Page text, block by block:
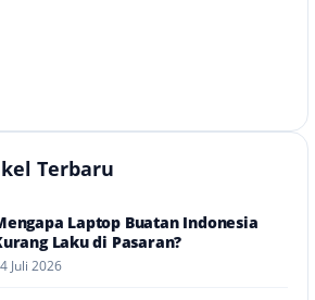
Terbaru
Laptop Buatan Indonesia
Laku di Pasaran?
Juli 2026